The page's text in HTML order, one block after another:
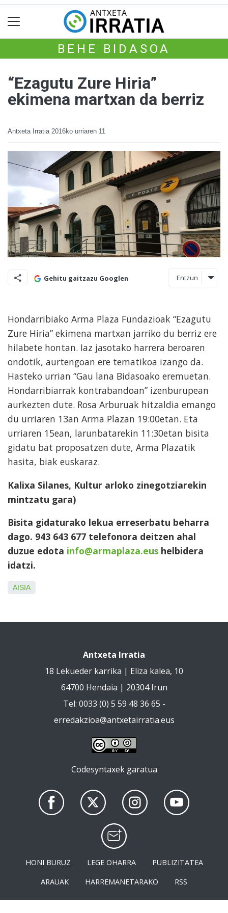
BEHE BIDASOA
“Ezagutu Zure Hiria”
ekimena martxan da berriz
Antxeta Irratia 2016ko urriaren 11
Gehitu gaitzazu Googlen Entzun
Hondarribiako Arma Plaza Fundazioak “Ezagutu
Zure Hiria” ekimena martxan jarriko du berriz ere
hilabete hontan. Iaz jasotako harrera beroaren
ondotik, aurtengoan ere tematikoa izango da.
Hasteko urrian “Gau lana Bidasoako eremuetan.
Hondarribiarrak kontrabandoan” izenburupean
aurkezten dute. Rosa Arburuak hitzaldia emango
du urriaren 13an Arma Plazan 19:00etan. Eta
urriaren 15ean, larunbatarekin 11:30etan bisita
gidatu bat proposatzen dute, Arma Plazatik
hasita, biak euskaraz.
Kalixa Silanes, Kultur arloko zinegotziarekin
mintzatu gara)
Bisita gidaturako lekua erreserbatu beharra
dago. 943 643 677 telefonora deitzen ahal
duzue edota info@armaplaza.eus helbidera
idatzi.
AISIA
Antxeta Irratia
18 Lekueder karrika | Eliza kalea, 10
64700 Hendaia | 20304 Irun
Tel: 0033 (0) 5 59 48 36 65 -
erredakzioa@antxetairratia.eus
Codesyntaxek garatua
HONI BURUZ LEGE OHARRA
PUBLIZITATEA
ARAUAK
HARREMANETARAKO RSS